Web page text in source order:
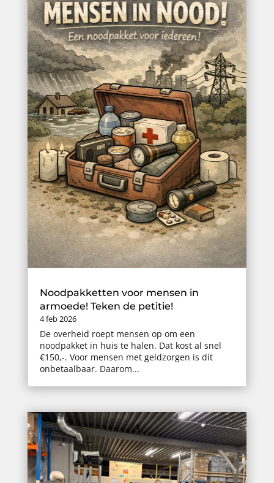
Noodpakketten voor mensen in
armoede! Teken de petitie!
4 feb 2026
De overheid roept mensen op om een
noodpakket in huis te halen. Dat kost al snel
€150,-. Voor mensen met geldzorgen is dit
onbetaalbaar. Daarom...